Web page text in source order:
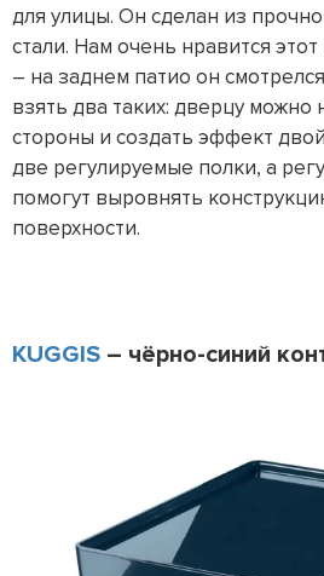
для улицы. Он сделан из
стали. Нам очень нравится
– на заднем патио он
взять два таких: дверцу можно
стороны и создать эффект
две регулируемые полки, а
помогут выровнять
поверхности.
KUGGIS – чёрно-синий